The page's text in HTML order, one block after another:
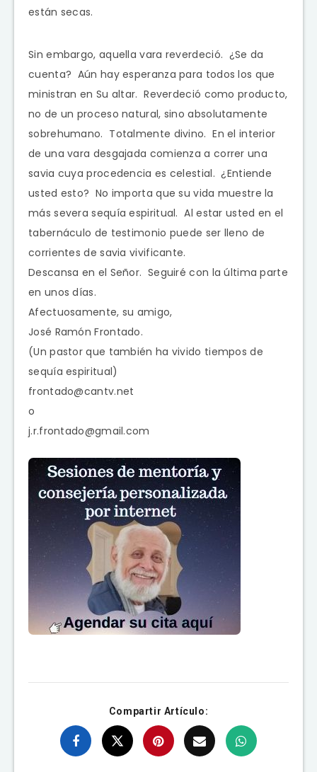
están secas.
Sin embargo, aquella vara reverdeció. ¿Se da
cuenta? Aún hay esperanza para todos los que
ministran en Su altar. Reverdeció como producto,
no de un proceso natural, sino absolutamente
sobrehumano. Totalmente divino. En el interior
de una vara desgajada comienza a correr una
savia cuya procedencia es celestial. ¿Entiende
usted esto? No importa que su vida muestre la
más severa sequía espiritual. Al estar usted en el
tabernáculo de testimonio puede ser lleno de
corrientes de savia vivificante.
Descansa en el Señor. Seguiré con la última parte
en unos días.
Afectuosamente, su amigo,
José Ramón Frontado.
(Un pastor que también ha vivido tiempos de
sequía espiritual)
frontado@cantv.net
o
j.r.frontado@gmail.com
Compartir Artículo: